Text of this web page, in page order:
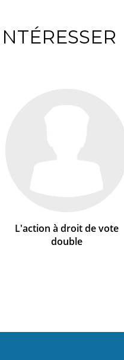
L'action à droit de vote
double